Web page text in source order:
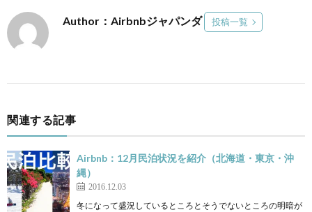
Author：Airbnbジャパンダ 投稿一覧
関連する記事
Airbnb：12月民泊状況を紹介（北海道・東京・沖
縄）
2016.12.03
冬になって盛況しているところとそうでないところの明暗が